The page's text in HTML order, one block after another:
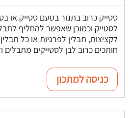
סטייק כרוב בתנור בטעם סטייק או
לסטייק וכמובן שאפשר להחליף
לקציצות, תבלין לפרגיות או כל
חותכים כרוב לבן לסטייקים מתבלים
כניסה למתכון